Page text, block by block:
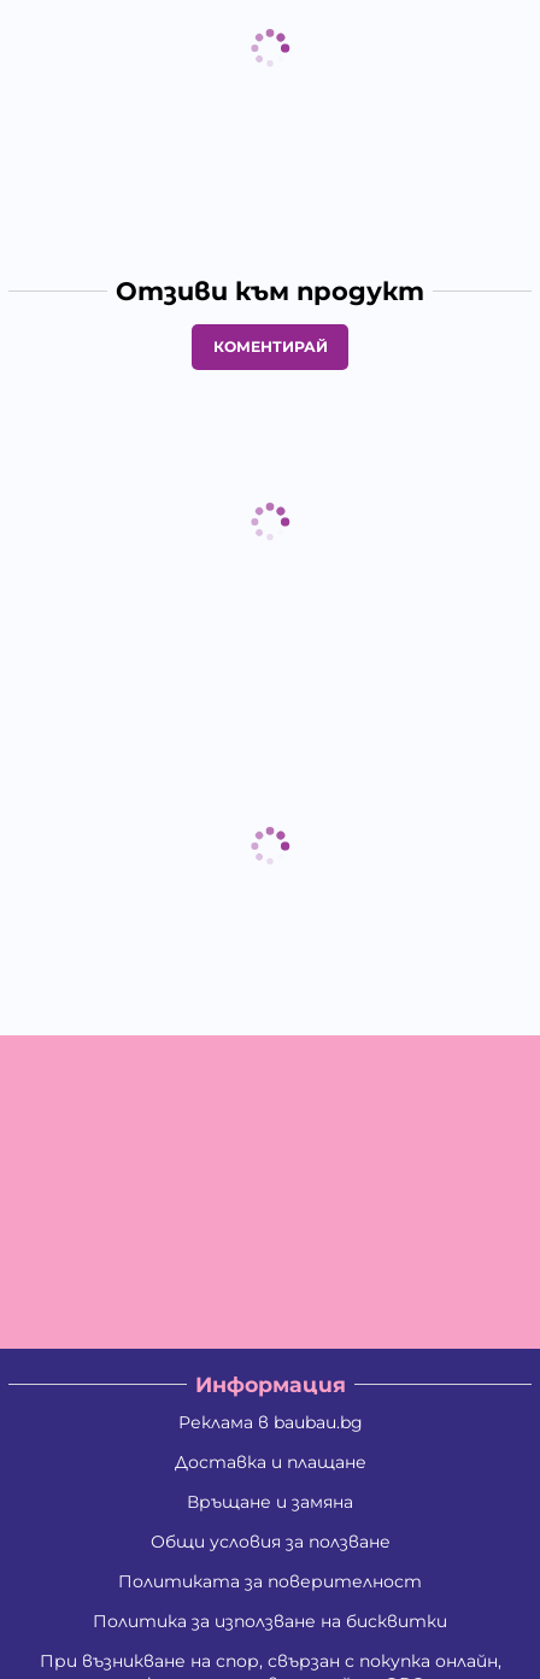
Отзиви към продукт
КОМЕНТИРАЙ
Информация
Реклама в baubau.bg
Доставка и плащане
Връщане и замяна
Общи условия за ползване
Политиката за поверителност
Политика за използване на бисквитки
При възникване на спор, свързан с покупка онлайн,